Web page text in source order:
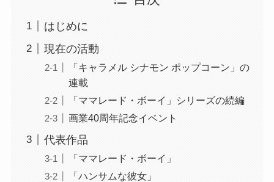
はじめに
現在の活動
「キャラメル シナモン ポップコーン」の
連載
「ママレード・ボーイ」シリーズの続編
画業40周年記念イベント
代表作品
「ママレード・ボーイ」
「ハンサムな彼女」